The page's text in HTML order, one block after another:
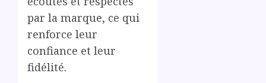
par la marque, ce qui
renforce leur
confiance et leur
fidélité.